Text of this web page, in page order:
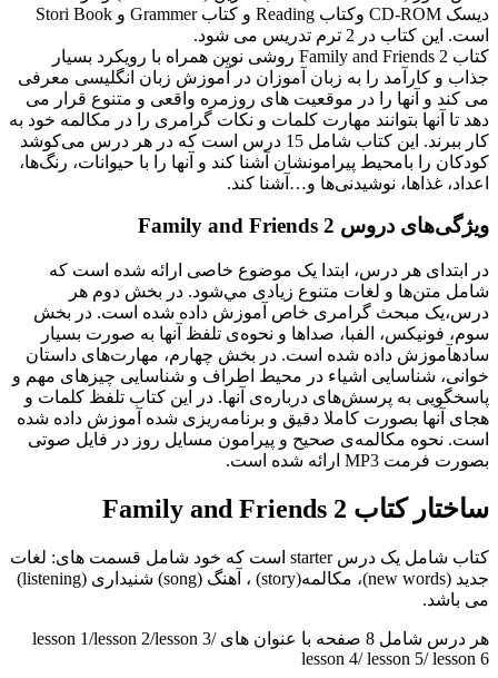
دیسک CD-ROM وکتاب Reading و کتاب Grammer و Stori Book
است. این کتاب در 2 ترم تدریس می شود.
کتاب Family and Friends 2 روشی نوین همراه با رویکرد بسیار
جذاب و کارآمد را به زبان آموزان در آموزش زبان انگلیسی معرفی
می کند و آنها را در موقعیت های روزمره واقعی و متنوع قرار می
دهد تا آنها بتوانند مهارت کلمات و نکات گرامری را در مکالمه خود به
کار ببرند. اين کتاب شامل 15 درس است که در هر درس می‌کوشد
کودکان را بامحيط پيرامونشان آشنا کند و آنها را با حيوانات، رنگ‌ها،
اعداد، غذاها، نوشيدنی‌ها و…آشنا کند.
ویژگی‌های دروس Family and Friends 2
در ابتدای هر درس، ابتدا يک موضوع خاصی ارائه شده است که
شامل متن‌ها و لغات متنوع زيادی مي‌شود. در بخش دوم هر
درس،يک مبحث گرامری خاص آموزش داده شده است. در بخش
سوم، فونيکس، الفبا، صداها و نحوه‌ی تلفظ آنها به صورت بسيار
سادهآموزش داده شده است. در بخش چهارم، مهارت‌های داستان
خوانی‌، شناسايی اشياء در محيط اطراف و شناسايی چيزهای مهم و
پاسخگويی به پرسش‌های درباره‌ی آنها. در این کتاب تلفظ کلمات و
هجای آنها بصورت کاملا دقیق و برنامه‌ریزی شده آموزش داده شده
است. نحوه مکالمه‌ی صحیح و پیرامون مسایل روز در فایل صوتی
بصورت فرمت MP3 ارائه شده است.
ساختار کتاب Family and Friends 2
کتاب شامل یک درس starter است که خود شامل قسمت های: لغات
جدید (new words)، مکالمه(story) ، آهنگ (song) شنیداری (listening)
می باشد.
هر درس شامل 8 صفحه با عنوان های lesson 1/lesson 2/lesson 3/
lesson 4/ lesson 5/ lesson 6